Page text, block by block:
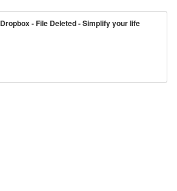
Dropbox - File Deleted - Simplify your life